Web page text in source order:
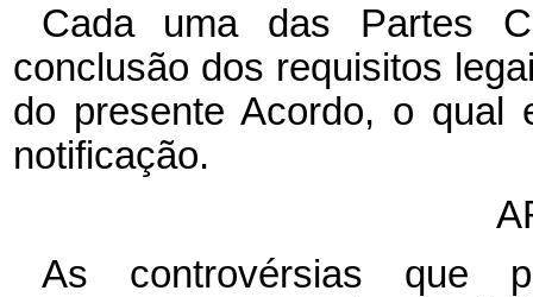
Cada uma das Partes
conclusão dos requisitos
do presente Acordo, o qual
notificação.
As controvérsias que